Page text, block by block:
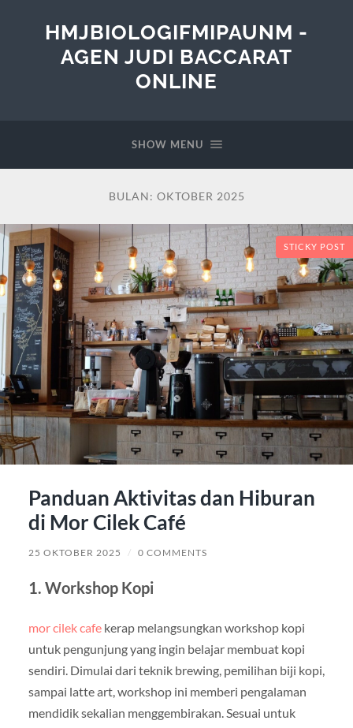
HMJBIOLOGIFMIPAUNM -
AGEN JUDI BACCARAT
ONLINE
SHOW MENU
BULAN: OKTOBER 2025
STICKY POST
Panduan Aktivitas dan Hiburan
di Mor Cilek Café
25 OKTOBER 2025 / 0 COMMENTS
1. Workshop Kopi
mor cilek cafekerap melangsungkan workshop kopi
untuk pengunjung yang ingin belajar membuat kopi
sendiri. Dimulai dari teknik brewing, pemilihan biji kopi,
sampai latte art, workshop ini memberi pengalaman
mendidik sekalian menggembirakan. Sesuai untuk